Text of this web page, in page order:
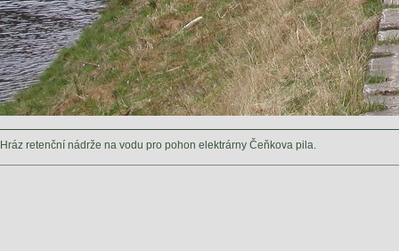
Hráz retenční nádrže na vodu pro pohon elektrárny Čeňkova pila.